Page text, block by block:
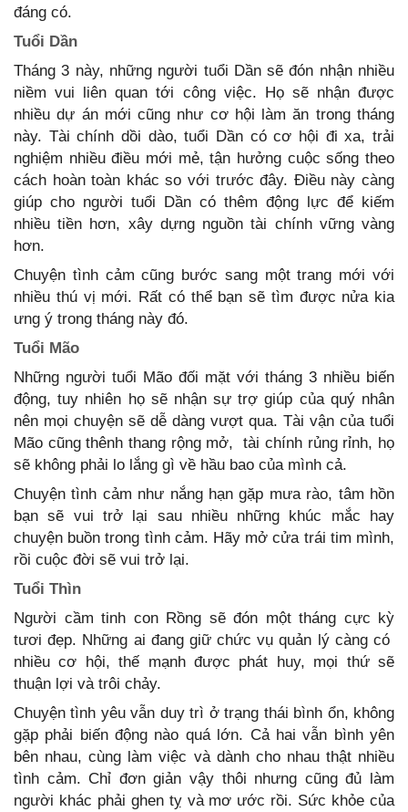
đáng có.
Tuổi Dần
Tháng 3 này, những người tuổi Dần sẽ đón nhận nhiều
niềm vui liên quan tới công việc. Họ sẽ nhận được
nhiều dự án mới cũng như cơ hội làm ăn trong tháng
này. Tài chính dồi dào, tuổi Dần có cơ hội đi xa, trải
nghiệm nhiều điều mới mẻ, tận hưởng cuộc sống theo
cách hoàn toàn khác so với trước đây. Điều này càng
giúp cho người tuổi Dần có thêm động lực để kiếm
nhiều tiền hơn, xây dựng nguồn tài chính vững vàng
hơn.
Chuyện tình cảm cũng bước sang một trang mới với
nhiều thú vị mới. Rất có thể bạn sẽ tìm được nửa kia
ưng ý trong tháng này đó.
Tuổi Mão
Những người tuổi Mão đối mặt với tháng 3 nhiều biến
động, tuy nhiên họ sẽ nhận sự trợ giúp của quý nhân
nên mọi chuyện sẽ dễ dàng vượt qua. Tài vận của tuổi
Mão cũng thênh thang rộng mở, tài chính rủng rỉnh, họ
sẽ không phải lo lắng gì về hầu bao của mình cả.
Chuyện tình cảm như nắng hạn gặp mưa rào, tâm hồn
bạn sẽ vui trở lại sau nhiều những khúc mắc hay
chuyện buồn trong tình cảm. Hãy mở cửa trái tim mình,
rồi cuộc đời sẽ vui trở lại.
Tuổi Thìn
Người cầm tinh con Rồng sẽ đón một tháng cực kỳ
tươi đẹp. Những ai đang giữ chức vụ quản lý càng có
nhiều cơ hội, thế mạnh được phát huy, mọi thứ sẽ
thuận lợi và trôi chảy.
Chuyện tình yêu vẫn duy trì ở trạng thái bình ổn, không
gặp phải biến động nào quá lớn. Cả hai vẫn bình yên
bên nhau, cùng làm việc và dành cho nhau thật nhiều
tình cảm. Chỉ đơn giản vậy thôi nhưng cũng đủ làm
người khác phải ghen tỵ và mơ ước rồi. Sức khỏe của